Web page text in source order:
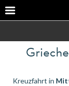
Kreuzfahrt in